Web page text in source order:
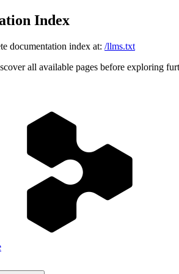
Index
documentation index at: /llms.txt
all available pages before exploring